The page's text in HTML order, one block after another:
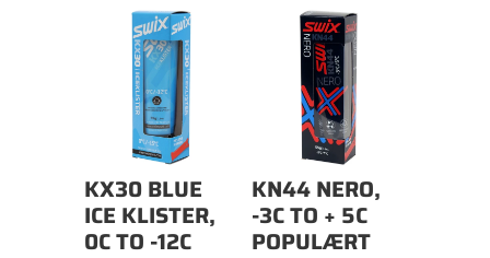
KX30 BLUE
ICE KLISTER,
0C TO -12C
KN44 NERO,
-3C TO + 5C
POPULÆRT